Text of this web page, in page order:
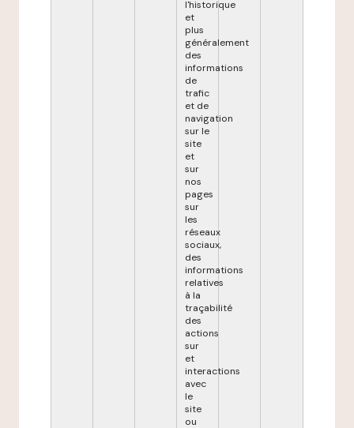
l'historique
et
plus
généralement
des
informations
de
trafic
et de
navigation
sur le
site
et
sur
nos
pages
sur
les
réseaux
sociaux,
des
informations
relatives
à la
traçabilité
des
actions
sur
et
interactions
avec
le
site
ou